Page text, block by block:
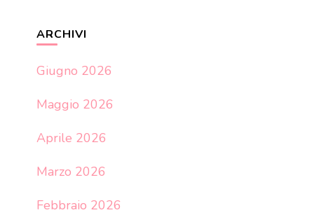
ARCHIVI
Giugno 2026
Maggio 2026
Aprile 2026
Marzo 2026
Febbraio 2026